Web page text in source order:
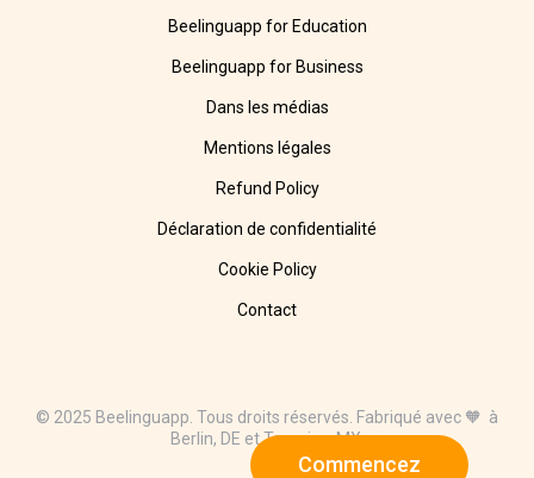
Commencez
Beelinguapp for Education
Beelinguapp for Business
Dans les médias
Mentions légales
Refund Policy
Déclaration de confidentialité
Cookie Policy
Contact
© 2025 Beelinguapp. Tous droits réservés. Fabriqué avec 🧡 à
Berlin, DE et Tampico, MX.